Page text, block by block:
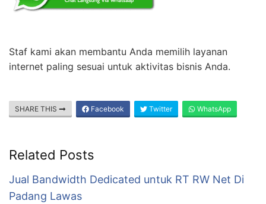
Staf kami akan membantu Anda memilih layanan
internet paling sesuai untuk aktivitas bisnis Anda.
SHARE THIS Facebook Twitter WhatsApp
Related Posts
Jual Bandwidth Dedicated untuk RT RW Net Di
Padang Lawas